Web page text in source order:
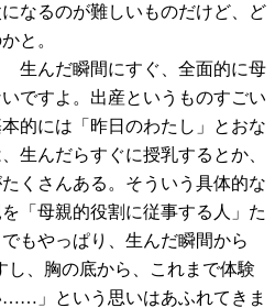
なるのが難しいものだけど、ど
と。
生んだ瞬間にすぐ、全面的に母
ですよ。出産というものすごい
的には「昨日のわたし」とおな
生んだらすぐに授乳するとか、
くさんある。そういう具体的な
「母親的役割に従事する人」た
もやっぱり、生んだ瞬間から
、胸の底から、これまで体験
……」という思いはあふれてきま